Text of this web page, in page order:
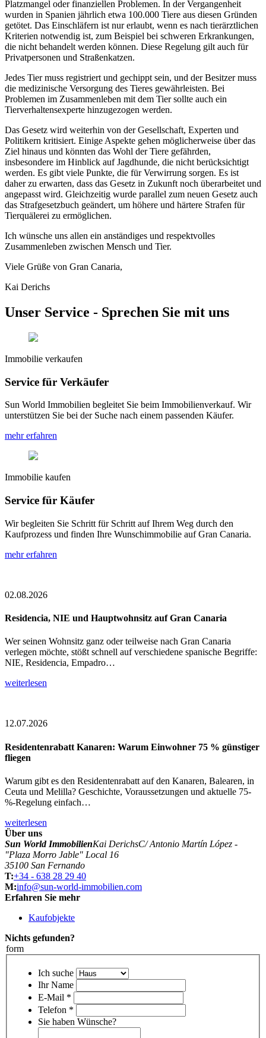
Platzmangel oder finanziellen Problemen. In der Vergangenheit
wurden in Spanien jährlich etwa 100.000 Tiere aus diesen Gründen
getötet. Das Einschläfern ist nur erlaubt, wenn es nach tierärztlichen
Kriterien notwendig ist, zum Beispiel bei schweren Erkrankungen,
die nicht behandelt werden können. Diese Regelung gilt auch für
Privatpersonen und Straßenkatzen.
Jedes Tier muss registriert und gechippt sein, und der Besitzer muss
die medizinische Versorgung des Tieres gewährleisten. Bei
Problemen im Zusammenleben mit dem Tier sollte auch ein
Tierverhaltensexperte hinzugezogen werden.
Das Gesetz wird weiterhin von der Gesellschaft, Experten und
Politikern kritisiert. Einige Aspekte gehen möglicherweise über das
Ziel hinaus und könnten das Wohl der Tiere gefährden,
insbesondere im Hinblick auf Jagdhunde, die nicht berücksichtigt
werden. Es gibt viele Punkte, die für Verwirrung sorgen. Es ist
daher zu erwarten, dass das Gesetz in Zukunft noch überarbeitet und
angepasst wird. Gleichzeitig wurde parallel zum neuen Gesetz auch
das Strafgesetzbuch geändert, um höhere und härtere Strafen für
Tierquälerei zu ermöglichen.
Ich wünsche uns allen ein anständiges und respektvolles
Zusammenleben zwischen Mensch und Tier.
Viele Grüße von Gran Canaria,
Kai Derichs
Unser Service - Sprechen Sie mit uns
Immobilie verkaufen
Service für Verkäufer
Sun World Immobilien begleitet Sie beim Immobilienverkauf. Wir
unterstützen Sie bei der Suche nach einem passenden Käufer.
mehr erfahren
Immobilie kaufen
Service für Käufer
Wir begleiten Sie Schritt für Schritt auf Ihrem Weg durch den
Kaufprozess und finden Ihre Wunschimmobilie auf Gran Canaria.
mehr erfahren
02.08.2026
Residencia, NIE und Hauptwohnsitz auf Gran Canaria
Wer seinen Wohnsitz ganz oder teilweise nach Gran Canaria
verlegen möchte, stößt schnell auf verschiedene spanische Begriffe:
NIE, Residencia, Empadro…
weiterlesen
12.07.2026
Residentenrabatt Kanaren: Warum Einwohner 75 % günstiger
fliegen
Warum gibt es den Residentenrabatt auf den Kanaren, Balearen, in
Ceuta und Melilla? Geschichte, Voraussetzungen und aktuelle 75-
%-Regelung einfach…
weiterlesen
Über uns
Sun World ImmobilienKai DerichsC/ Antonio Martín López -
"Plaza Morro Jable" Local 16
35100 San Fernando
T:+34 - 638 28 29 40
M:info@sun-world-immobilien.com
Erfahren Sie mehr
Kaufobjekte
Nichts gefunden?
form
Ich suche
Ihr Name
E-Mail *
Telefon *
Sie haben Wünsche?